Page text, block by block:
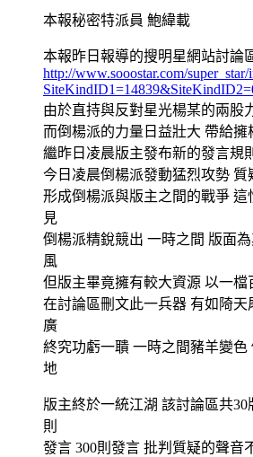
本報秘密特派員 鮑緯載
本報昨日報導的搜明星網站討論
http://www.sooostar.com/super_star/
由於直持與反對星光楊某的兩股
而倒楊派的力量日益壯大 帶給擁
繼昨日凌晨版主發布新的發言規
今日凌晨倒楊派發動猛烈攻勢 質
形成倒楊派與版主之間的戰爭 這
見
倒楊派精銳競出 一時之間 版面
風
但版主畢竟擁有較大資源 以一檔
在討論區刪文此一兵器 有如陭
廣
終究功虧一聵 一時之間豬羊變色
地
版主終於一統江湖 該討論區共30
則
發言 300則發言 批判質疑的聲音